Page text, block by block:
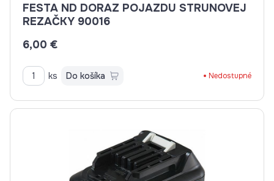
FESTA ND DORAZ POJAZDU STRUNOVEJ
REZAČKY 90016
6,00 €
ks Do košíka Nedostupné